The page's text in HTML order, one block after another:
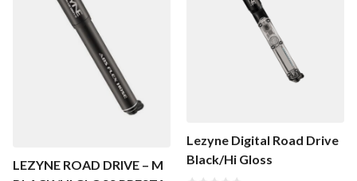
LEZYNE ROAD DRIVE – M
Lezyne Digital Road Drive
Black/Hi Gloss